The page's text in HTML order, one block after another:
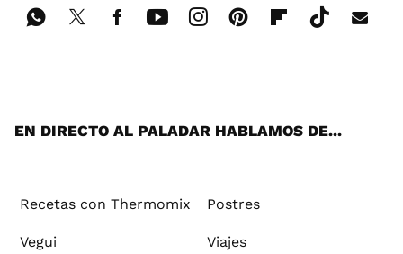
EN DIRECTO AL PALADAR HABLAMOS DE...
Recetas con Thermomix Postres
Vegui Viajes